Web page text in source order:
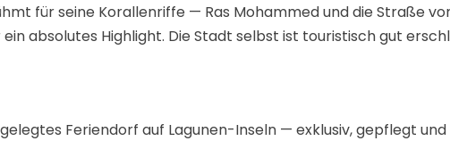
für seine Korallenriffe — Ras Mohammed und die Straße
absolutes Highlight. Die Stadt selbst ist touristisch gut
Feriendorf auf Lagunen-Inseln — exklusiv, gepflegt